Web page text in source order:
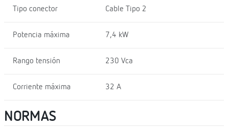
Tipo conector Cable Tipo 2
Potencia máxima 7,4 kW
Rango tensión 230 Vca
Corriente máxima 32 A
NORMAS